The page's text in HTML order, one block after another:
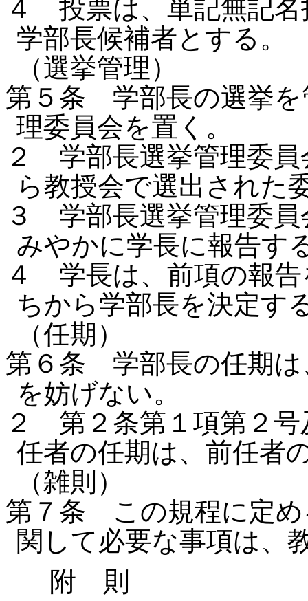
４ 投票は、単記無記名
学部長候補者とする。
（選挙管理）
第５条 学部長の選挙を
理委員会を置く。
２ 学部長選挙管理委員
ら教授会で選出された
３ 学部長選挙管理委員
みやかに学長に報告す
４ 学長は、前項の報告
ちから学部長を決定
（任期）
第６条 学部長の任期は
を妨げない。
２ 第２条第１項第２号
任者の任期は、前任者
（雑則）
第７条 この規程に定め
関して必要な事項は、
附 則